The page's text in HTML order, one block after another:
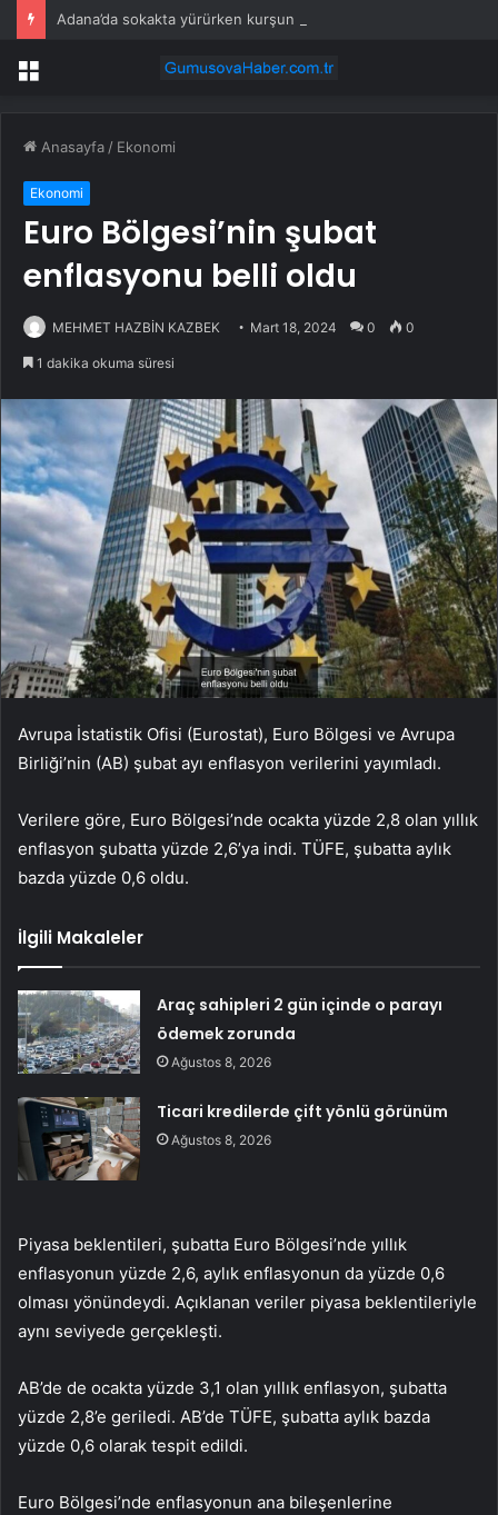
Menü
Anasayfa / Ekonomi
Ekonomi
Euro Bölgesi’nin şubat
enflasyonu belli oldu
MEHMET HAZBİN KAZBEK Mart 18, 2024 0 0
1 dakika okuma süresi
Avrupa İstatistik Ofisi (Eurostat), Euro Bölgesi ve Avrupa
Birliği’nin (AB) şubat ayı enflasyon verilerini yayımladı.
Verilere göre, Euro Bölgesi’nde ocakta yüzde 2,8 olan yıllık
enflasyon şubatta yüzde 2,6’ya indi. TÜFE, şubatta aylık
bazda yüzde 0,6 oldu.
İlgili Makaleler
Araç sahipleri 2 gün içinde o parayı
ödemek zorunda
Ağustos 8, 2026
Ticari kredilerde çift yönlü görünüm
Ağustos 8, 2026
Piyasa beklentileri, şubatta Euro Bölgesi’nde yıllık
enflasyonun yüzde 2,6, aylık enflasyonun da yüzde 0,6
olması yönündeydi. Açıklanan veriler piyasa beklentileriyle
aynı seviyede gerçekleşti.
AB’de de ocakta yüzde 3,1 olan yıllık enflasyon, şubatta
yüzde 2,8’e geriledi. AB’de TÜFE, şubatta aylık bazda
yüzde 0,6 olarak tespit edildi.
Euro Bölgesi’nde enflasyonun ana bileşenlerine